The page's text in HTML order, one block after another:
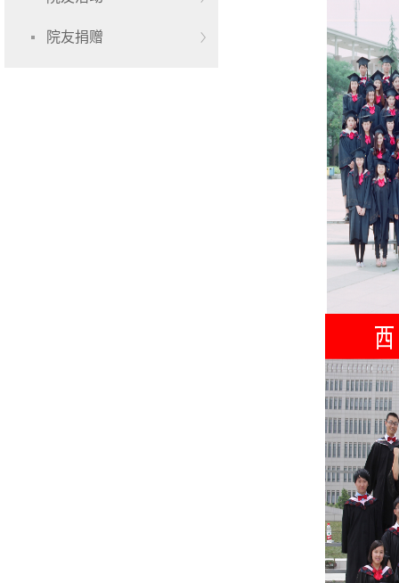
院友捐赠